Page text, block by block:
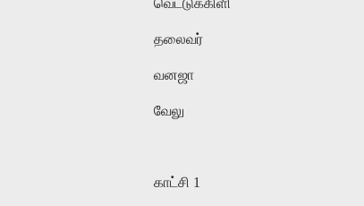
தலைவர்
வனஜா
வேலு
காட்சி 1